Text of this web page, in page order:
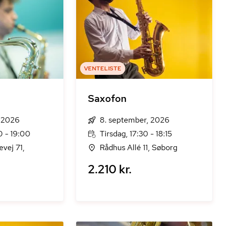
- 19:00
71,
VENTELISTE
Saxofon
8. september, 2026
Tirsdag, 17:30 - 18:15
Rådhus Allé 11, Søborg
2.210 kr.